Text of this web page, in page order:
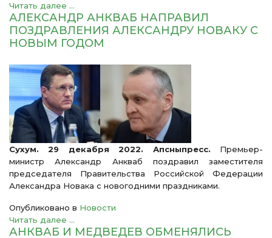
Читать далее ...
АЛЕКСАНДР АНКВАБ НАПРАВИЛ
ПОЗДРАВЛЕНИЯ АЛЕКСАНДРУ НОВАКУ С
НОВЫМ ГОДОМ
Сухум. 29 декабря 2022. Апсныпресс. Премьер-
министр Александр Анкваб поздравил заместителя
председателя Правительства Российской Федерации
Александра Новака с новогодними праздниками.
Опубликовано в Новости
Читать далее ...
АНКВАБ И МЕДВЕДЕВ ОБМЕНЯЛИСЬ